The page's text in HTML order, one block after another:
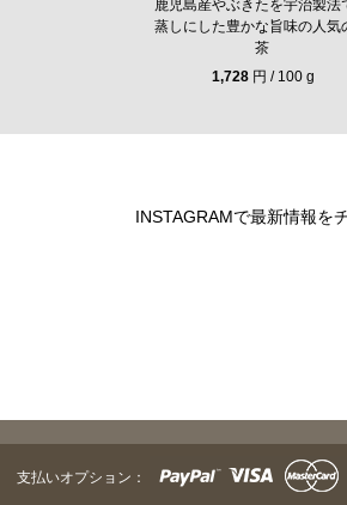
鹿児島産やぶきたを宇治製法
蒸しにした豊かな旨味の人気
茶
1,728 円 / 100 g
INSTAGRAMで最新情報を
支払いオプション：